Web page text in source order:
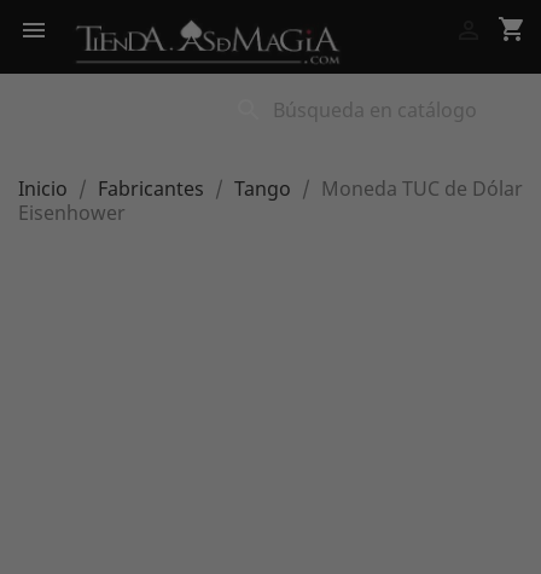
 shopping_cart
Inicio Fabricantes Tango
Moneda TUC de Dólar
Eisenhower